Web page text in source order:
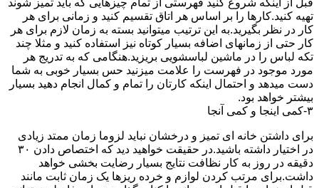
تهیه کنید.کارها را بر اساس هر اتاق تقسیم کنید و زمانی برای هر
کار در نظر بگیرید.به این ترتیب میتوانید بسته به زمان لازم برای هر
کار حتی از زمانهای اضافه بسیار کوتاه نیز استفاده کنید و مثلا چند
تکه لباس را در ماشین لباسشویی بریزید.هنگامی که به تدریج هر
مورد موجود در فهرست را علامت میزنید حس بسیار خوبی به شما
دست میدهد و احتمال اینکه کارتان را تمام و کمال انجام دهید بسیار
بیشتر خواهد بود.
۳-کمی اینجا و کمی آنجا
برای داشتن خانه ای تمیز و درخشان نباید لزوما زمان ممتد زیادی
در اختیار داشته باشید.در حقیقت خواهید دید که اختصاص دادن ۳۰
دقیقه در روز به کار نظافت نتایج بسیار رضایت بخشی خواهد
داشت.برای مرتب کردن لوازم و خرده ریزها یک زمان ثابت مانند